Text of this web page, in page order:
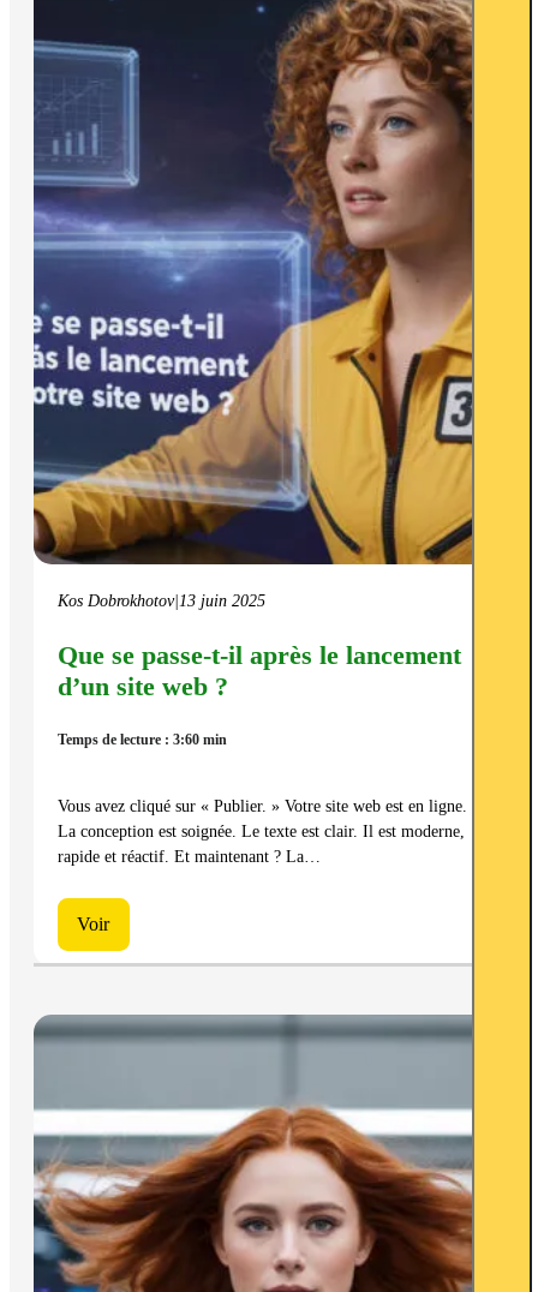
Kos Dobrokhotov| 13 juin 2025
Que se passe-t-il après le lancement
d’un site web ?
Temps de lecture : 3:60 min
Vous avez cliqué sur « Publier. » Votre site web est en ligne.
La conception est soignée. Le texte est clair. Il est moderne,
rapide et réactif. Et maintenant ? La…
Voir